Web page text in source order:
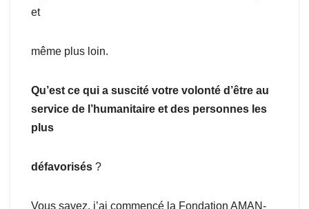
et
même plus loin.
Qu’est ce qui a suscité votre volonté d’être au
service de l’humanitaire et des personnes les
plus
défavorisés ?
Vous savez, j’ai commencé la Fondation AMAN-